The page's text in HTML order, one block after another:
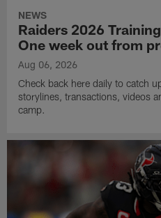
NEWS
Raiders 2026
One week out from
Aug 06, 2026
Check back here daily to catch
storylines, transactions, videos
camp.